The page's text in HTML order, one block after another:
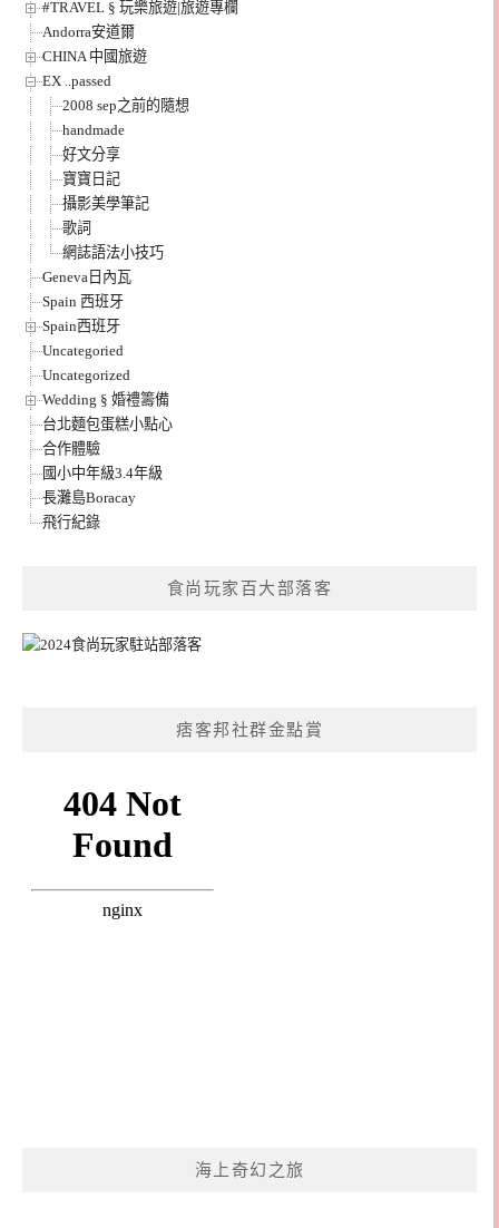
#TRAVEL § 玩樂旅遊|旅遊專欄
Andorra安道爾
CHINA 中國旅遊
EX ..passed
2008 sep之前的隨想
handmade
好文分享
寶寶日記
攝影美學筆記
歌詞
網誌語法小技巧
Geneva日內瓦
Spain 西班牙
Spain西班牙
Uncategoried
Uncategorized
Wedding § 婚禮籌備
台北麵包蛋糕小點心
合作體驗
國小中年級3.4年級
長灘島Boracay
飛行紀錄
食尚玩家百大部落客
痞客邦社群金點賞
海上奇幻之旅